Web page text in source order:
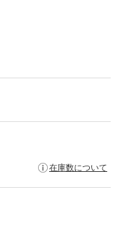
在庫数について